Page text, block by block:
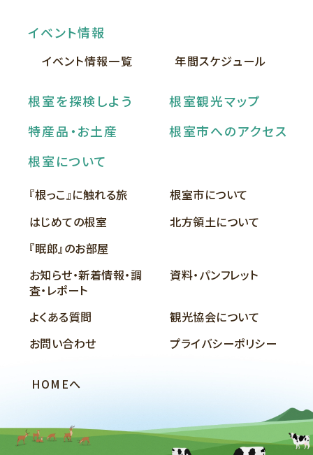
イベント情報
イベント情報一覧 年間スケジュール
根室を探検しよう
根室観光マップ
特産品・お土産
根室市へのアクセス
根室について
『根っこ』に触れる旅
根室市について
はじめての根室
北方領土について
『眠郎』のお部屋
お知らせ・新着情報・調
査・レポート
資料・パンフレット
よくある質問
観光協会について
お問い合わせ
プライバシーポリシー
HOMEへ